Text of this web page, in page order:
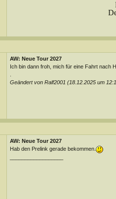
AW: Neue Tour 2027
Ich bin dann froh, mich für eine Fahrt nach
Geändert von Ralf2001 (18.12.2025 um
AW: Neue Tour 2027
Hab den Prelink gerade bekommen.